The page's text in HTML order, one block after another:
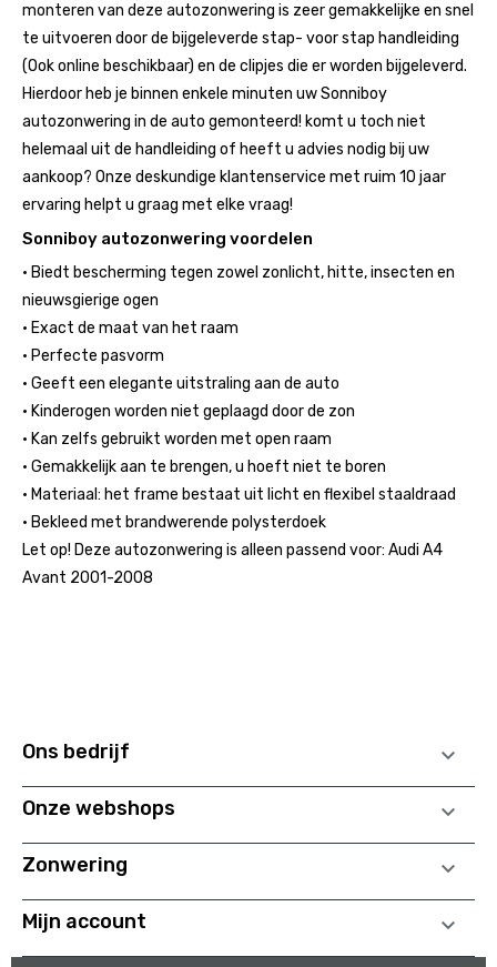
monteren van deze autozonwering is zeer gemakkelijke en snel
te uitvoeren door de bijgeleverde stap- voor stap handleiding
(Ook online beschikbaar) en de clipjes die er worden bijgeleverd.
Hierdoor heb je binnen enkele minuten uw Sonniboy
autozonwering in de auto gemonteerd! komt u toch niet
helemaal uit de handleiding of heeft u advies nodig bij uw
aankoop? Onze deskundige klantenservice met ruim 10 jaar
ervaring helpt u graag met elke vraag!
Sonniboy autozonwering voordelen
• Biedt bescherming tegen zowel zonlicht, hitte, insecten en
nieuwsgierige ogen
• Exact de maat van het raam
• Perfecte pasvorm
• Geeft een elegante uitstraling aan de auto
• Kinderogen worden niet geplaagd door de zon
• Kan zelfs gebruikt worden met open raam
• Gemakkelijk aan te brengen, u hoeft niet te boren
• Materiaal: het frame bestaat uit licht en flexibel staaldraad
• Bekleed met brandwerende polysterdoek
Let op! Deze autozonwering is alleen passend voor: Audi A4
Avant 2001-2008
Ons bedrijf 
Onze webshops 
Zonwering 
Mijn account 